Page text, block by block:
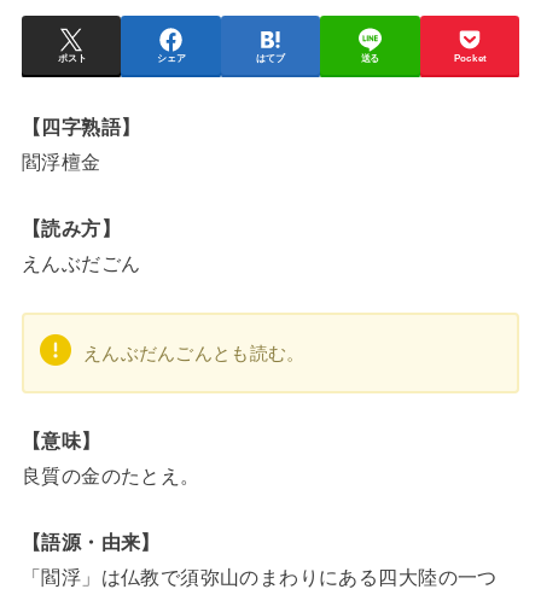
ポスト シェア はてブ 送る Pocket
【四字熟語】
閻浮檀金
【読み方】
えんぶだごん
えんぶだんごんとも読む。
【意味】
良質の金のたとえ。
【語源・由来】
「閻浮」は仏教で須弥山のまわりにある四大陸の一つ